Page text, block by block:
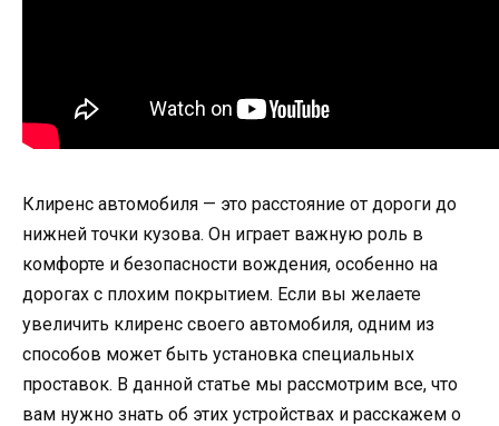
Клиренс автомобиля — это расстояние от дороги до
нижней точки кузова. Он играет важную роль в
комфорте и безопасности вождения, особенно на
дорогах с плохим покрытием. Если вы желаете
увеличить клиренс своего автомобиля, одним из
способов может быть установка специальных
проставок. В данной статье мы рассмотрим все, что
вам нужно знать об этих устройствах и расскажем о